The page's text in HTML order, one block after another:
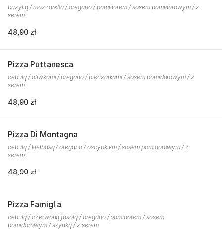
bazylią / mozzarella / oregano / pomidorem / sosem pomidorowym / z
serem
48,90 zł
Pizza Puttanesca
cebulą / oliwkami / oregano / pieczarkami / sosem pomidorowym / z
serem
48,90 zł
Pizza Di Montagna
cebulą / kiełbasą / oregano / oscypkiem / sosem pomidorowym / z
serem
48,90 zł
Pizza Famiglia
cebulą / czerwoną fasolą / oregano / pomidorem / sosem
pomidorowym / szynką / z serem